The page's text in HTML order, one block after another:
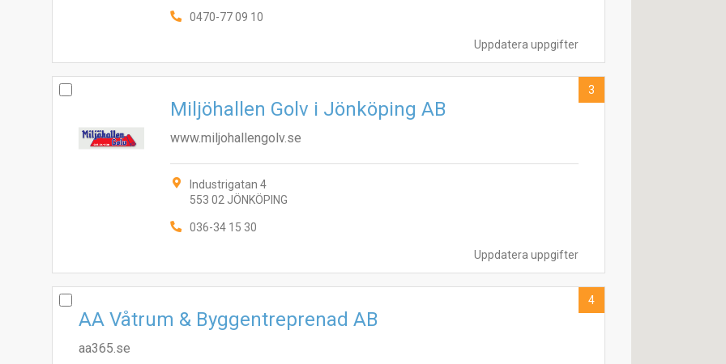
Uppdatera uppgifter
0470-77 09 10
Uppdatera uppgifter
Miljöhallen Golv i Jönköping AB
www.miljohallengolv.se
Industrigatan 4
553 02 JÖNKÖPING
036-34 15 30
3
AA Våtrum & Byggentreprenad AB
aa365.se
4